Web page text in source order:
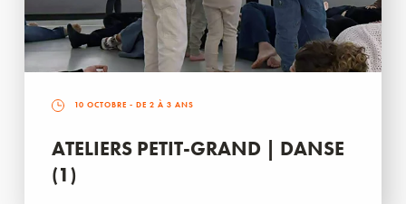
10 OCTOBRE - DE 2 À 3 ANS
ATELIERS PETIT-GRAND | DANSE
(1)